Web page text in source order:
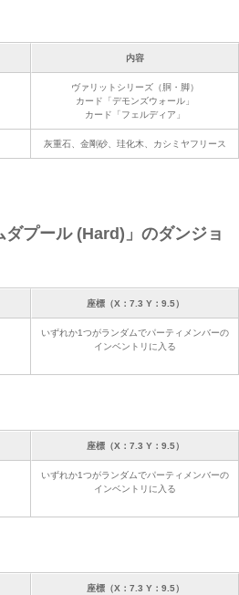
内容
ヴァリットシリーズ（胴・脚）
カード「デモンズウォール」
カード「フェルディア」
灰重石、金剛砂、珪化木、カシミヤフリース
ダプール (Hard)」のダンジョ
座標（X：7.3 Y：9.5）
いずれか1つがランダムでパーティメンバーの
インベントリに入る
座標（X：7.3 Y：9.5）
いずれか1つがランダムでパーティメンバーの
インベントリに入る
座標（X：7.3 Y：9.5）